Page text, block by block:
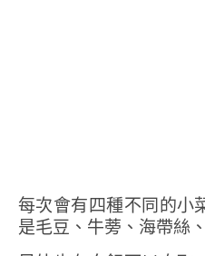
每次會有四種不同的小
是毛豆、牛蒡、海帶絲